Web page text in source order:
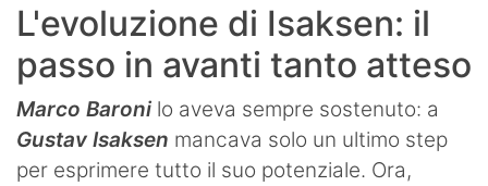
L'evoluzione di Isaksen: il
passo in avanti tanto atteso
Marco Baroni lo aveva sempre sostenuto: a
Gustav Isaksen mancava solo un ultimo step
per esprimere tutto il suo potenziale. Ora,